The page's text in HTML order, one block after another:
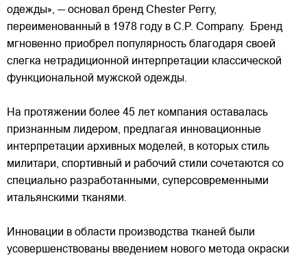
одежды», — основал бренд Chester Perry,
переименованный в 1978 году в C.P. Company. Бренд
мгновенно приобрел популярность благодаря своей
слегка нетрадиционной интерпретации классической
функциональной мужской одежды.
На протяжении более 45 лет компания оставалась
признанным лидером, предлагая инновационные
интерпретации архивных моделей, в которых стиль
милитари, спортивный и рабочий стили сочетаются со
специально разработанными, суперсовременными
итальянскими тканями.
Инновации в области производства тканей были
усовершенствованы введением нового метода окраски